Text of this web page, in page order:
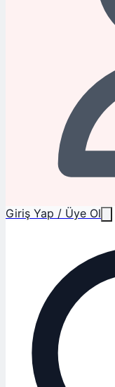
Giriş Yap / Üye Ol